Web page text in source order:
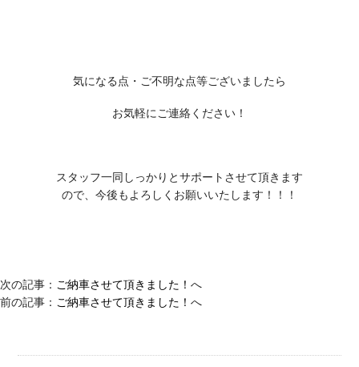
気になる点・ご不明な点等ございましたら
お気軽にご連絡ください！
スタッフ一同しっかりとサポートさせて頂きます
ので、今後もよろしくお願いいたします！！！
次の記事： ご納車させて頂きました！ へ
前の記事： ご納車させて頂きました！ へ